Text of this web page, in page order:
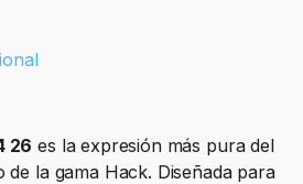
26 es la expresión más pura del
la gama Hack. Diseñada para